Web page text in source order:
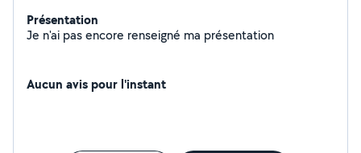
Présentation
Je n'ai pas encore renseigné ma présentation
Aucun avis pour l'instant